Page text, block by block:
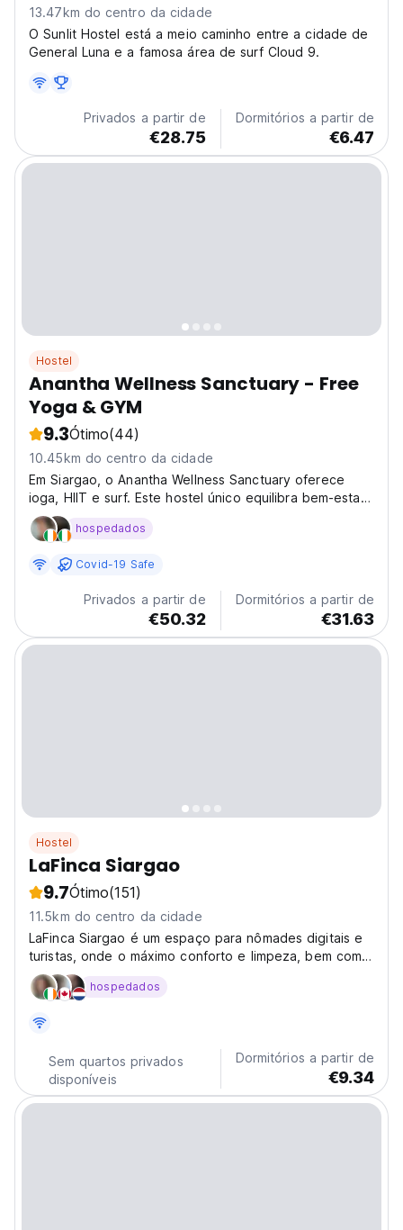
13.47km do centro da cidade
O Sunlit Hostel está a meio caminho entre a cidade de
General Luna e a famosa área de surf Cloud 9.
Privados a partir de
€28.75
Dormitórios a partir de
€6.47
Hostel
Anantha Wellness Sanctuary - Free
Yoga & GYM
9.3Ótimo(44)
10.45km do centro da cidade
Em Siargao, o Anantha Wellness Sanctuary oferece
ioga, HIIT e surf. Este hostel único equilibra bem-estar
e ondas. Desfrute de comida saudável e aulas de
fitness. (Auto-translated from original language)
hospedados
Covid-19 Safe
Privados a partir de
€50.32
Dormitórios a partir de
€31.63
Hostel
LaFinca Siargao
9.7Ótimo(151)
11.5km do centro da cidade
LaFinca Siargao é um espaço para nômades digitais e
turistas, onde o máximo conforto e limpeza, bem como
a privacidade, eram o objetivo final.
hospedados
Sem quartos privados
disponíveis
Dormitórios a partir de
€9.34